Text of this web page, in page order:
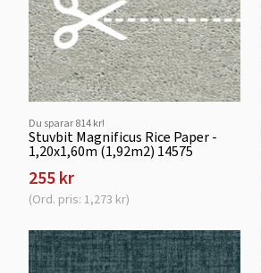
Du sparar 814 kr!
Stuvbit Magnificus Rice Paper -
1,20x1,60m (1,92m2) 14575
255 kr
(Ord. pris: 1,273 kr)